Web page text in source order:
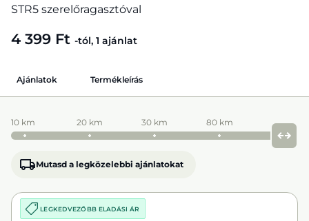
STR5 szerelőragasztóval
4 399 Ft -tól, 1 ajánlat
Ajánlatok Termékleírás
10 km 20 km 30 km 80 km
Mutasd a legközelebbi ajánlatokat
LEGKEDVEZŐBB ELADÁSI ÁR